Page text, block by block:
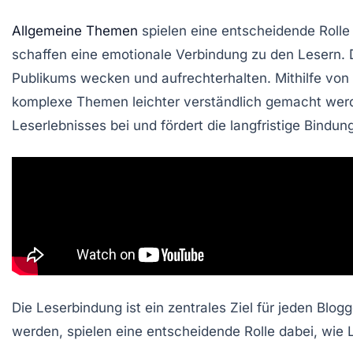
Allgemeine Themen spielen eine entscheidende
schaffen eine emotionale Verbindung zu den Lesern.
Publikums wecken und aufrechterhalten. Mithilfe von
komplexe Themen leichter verständlich gemacht
Leserlebnisses bei und fördert die langfristige
Die Leserbindung ist ein zentrales Ziel für jeden
werden, spielen eine entscheidende Rolle dabei,